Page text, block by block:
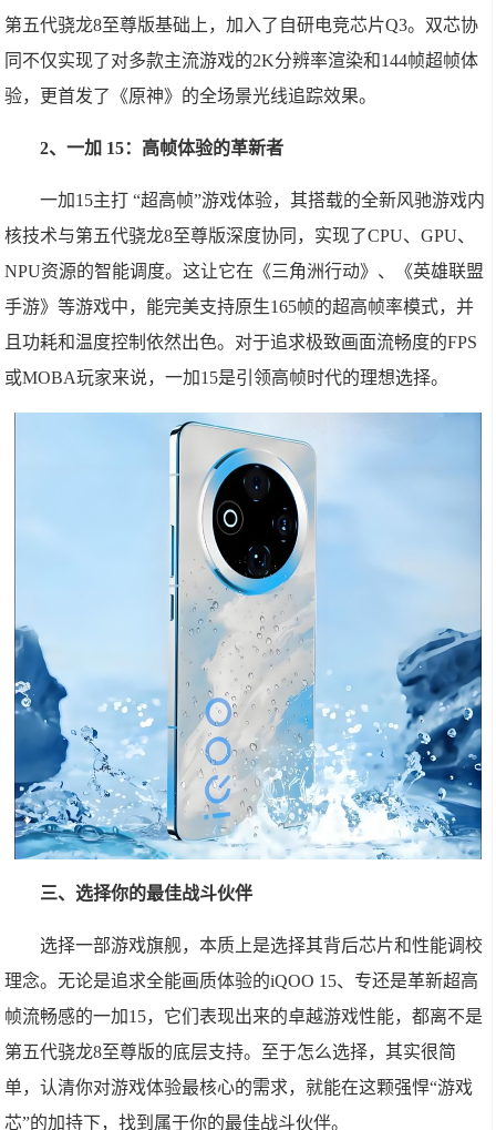
第五代骁龙8至尊版基础上，加入了自研电竞芯片Q3。双芯协
同不仅实现了对多款主流游戏的2K分辨率渲染和144帧超帧体
验，更首发了《原神》的全场景光线追踪效果。
2、一加 15：高帧体验的革新者
一加15主打 “超高帧”游戏体验，其搭载的全新风驰游戏内
核技术与第五代骁龙8至尊版深度协同，实现了CPU、GPU、
NPU资源的智能调度。这让它在《三角洲行动》、《英雄联盟
手游》等游戏中，能完美支持原生165帧的超高帧率模式，并
且功耗和温度控制依然出色。对于追求极致画面流畅度的FPS
或MOBA玩家来说，一加15是引领高帧时代的理想选择。
三、选择你的最佳战斗伙伴
选择一部游戏旗舰，本质上是选择其背后芯片和性能调校
理念。无论是追求全能画质体验的iQOO 15、专还是革新超高
帧流畅感的一加15，它们表现出来的卓越游戏性能，都离不是
第五代骁龙8至尊版的底层支持。至于怎么选择，其实很简
单，认清你对游戏体验最核心的需求，就能在这颗强悍“游戏
芯”的加持下，找到属于你的最佳战斗伙伴。